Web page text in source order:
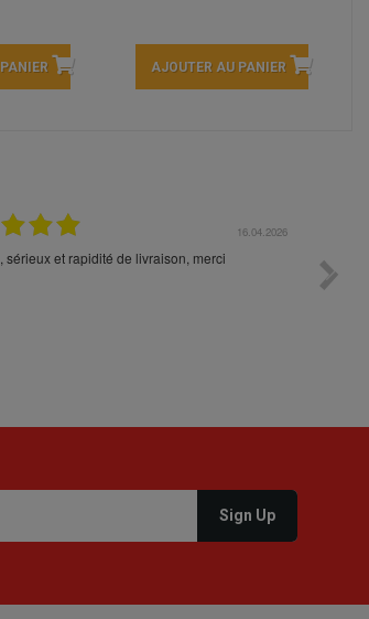
AJOUTER AU PANIER
16.04.2026
sérieux et rapidité de livraison, merci
votre